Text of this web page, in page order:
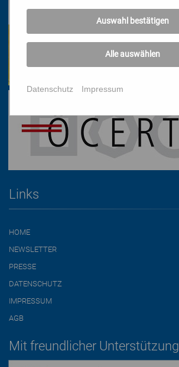
Links
HOME
NEWSLETTER
PRESSE
DATENSCHUTZ
IMPRESSUM
AGB
Mit freundlicher Unterstützung
Auswahl bestätigen
Alle auswählen
Datenschutz Impressum